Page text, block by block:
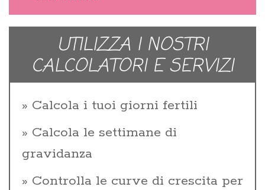
UTILIZZA I NOSTRI
CALCOLATORI E SERVIZI
Calcola i tuoi giorni fertili
Calcola le settimane di
gravidanza
Controlla le curve di crescita per